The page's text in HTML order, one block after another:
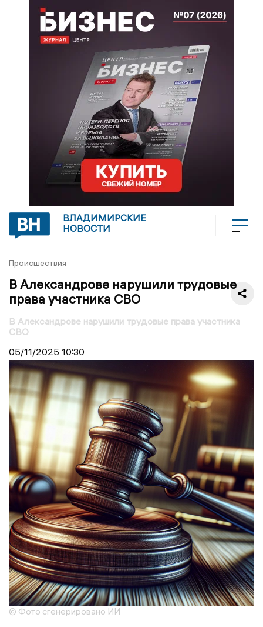
ВЛАДИМИРСКИЕ
НОВОСТИ
Происшествия
В Александрове нарушили трудовые
права участника СВО
В Александрове нарушили трудовые права участника
СВО
05/11/2025 10:30
© Фото сгенерировано ИИ